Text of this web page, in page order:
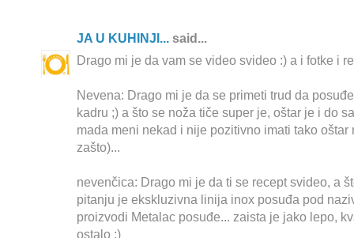
JA U KUHINJI... said...
Drago mi je da vam se video svideo :) a i fotke i
Nevena: Drago mi je da se primeti trud da
kadru ;) a što se noža tiče super je, oštar je i do
mada meni nekad i nije pozitivno imati tako oštar
zašto)...
nevenčica: Drago mi je da ti se recept svideo, a
pitanju je ekskluzivna linija inox posuđa pod
proizvodi Metalac posuđe... zaista je jako lepo,
ostalo ;)